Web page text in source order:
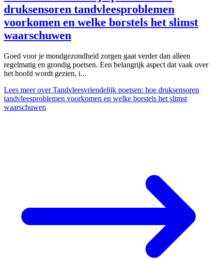
druksensoren tandvleesproblemen
voorkomen en welke borstels het slimst
waarschuwen
Goed voor je mondgezondheid zorgen gaat verder dan alleen
regelmatig en grondig poetsen. Een belangrijk aspect dat vaak over
het hoofd wordt gezien, i...
Lees meerover Tandvleesvriendelijk poetsen: hoe druksensoren
tandvleesproblemen voorkomen en welke borstels het slimst
waarschuwen